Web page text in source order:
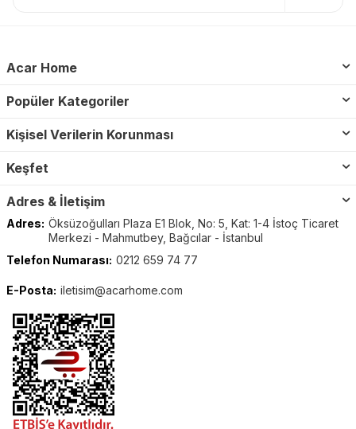
Acar Home
Popüler Kategoriler
Kişisel Verilerin Korunması
Keşfet
Adres & İletişim
Adres: Öksüzoğulları Plaza E1 Blok, No: 5, Kat: 1-4 İstoç Ticaret
Merkezi - Mahmutbey, Bağcılar - İstanbul
Telefon Numarası: 0212 659 74 77
E-Posta: iletisim@acarhome.com